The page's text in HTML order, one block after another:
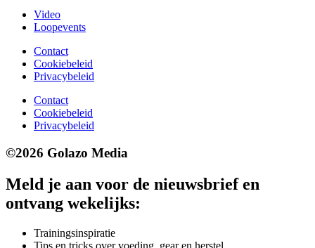
Video
Loopevents
Contact
Cookiebeleid
Privacybeleid
Contact
Cookiebeleid
Privacybeleid
©2026 Golazo Media
Meld je aan voor de nieuwsbrief en
ontvang wekelijks:
Trainingsinspiratie
Tips en tricks over voeding, gear en herstel